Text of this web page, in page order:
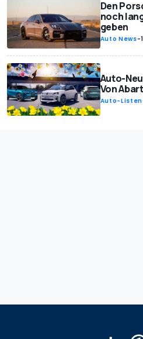
Den
noch
geben
Auto News-
Auto-
Von
Auto-Listen